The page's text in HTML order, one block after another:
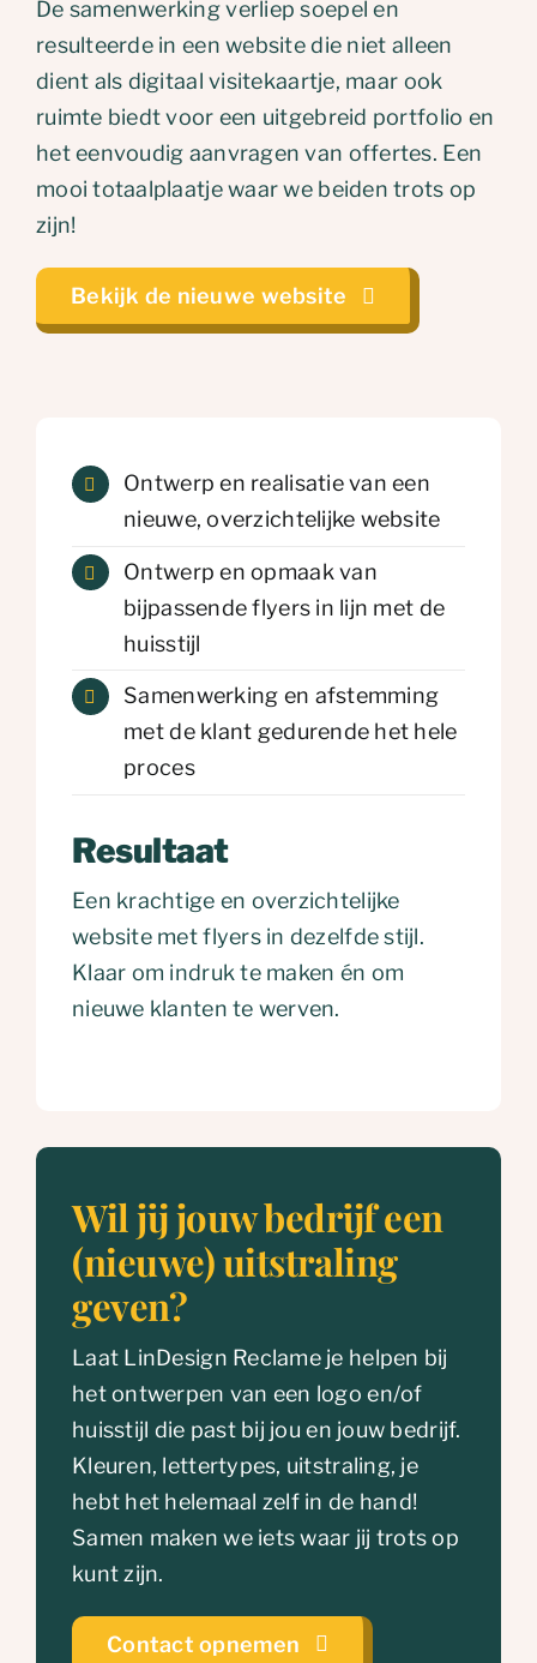
De samenwerking verliep soepel en
resulteerde in een website die niet alleen
dient als digitaal visitekaartje, maar ook
ruimte biedt voor een uitgebreid portfolio en
het eenvoudig aanvragen van offertes. Een
mooi totaalplaatje waar we beiden trots op
zijn!
Bekijk de nieuwe website
Ontwerp en realisatie van een
nieuwe, overzichtelijke website
Ontwerp en opmaak van
bijpassende flyers in lijn met de
huisstijl
Samenwerking en afstemming
met de klant gedurende het hele
proces
Resultaat
Een krachtige en overzichtelijke
website met flyers in dezelfde stijl.
Klaar om indruk te maken én om
nieuwe klanten te werven.
Wil jij jouw bedrijf een
(nieuwe) uitstraling
geven?
Laat LinDesign Reclame je helpen bij
het ontwerpen van een logo en/of
huisstijl die past bij jou en jouw bedrijf.
Kleuren, lettertypes, uitstraling, je
hebt het helemaal zelf in de hand!
Samen maken we iets waar jij trots op
kunt zijn.
Contact opnemen